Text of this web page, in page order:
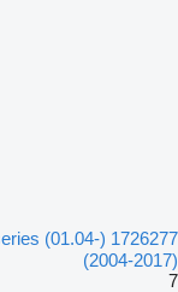
(2004-2017)
7